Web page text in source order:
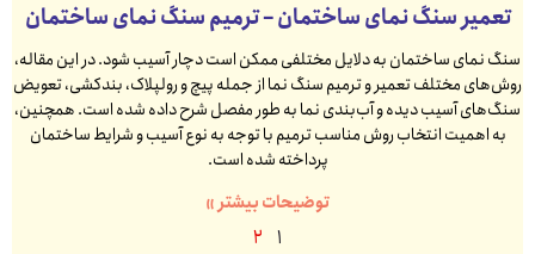
تعمیر سنگ نمای ساختمان – ترمیم سنگ نمای ساختمان
سنگ نمای ساختمان به دلایل مختلفی ممکن است دچار آسیب شود. در این مقاله،
روش‌های مختلف تعمیر و ترمیم سنگ نما از جمله پیچ و رولپلاک، بندکشی، تعویض
سنگ‌های آسیب دیده و آب‌بندی نما به طور مفصل شرح داده شده است. همچنین،
به اهمیت انتخاب روش مناسب ترمیم با توجه به نوع آسیب و شرایط ساختمان
پرداخته شده است.
توضیحات بیشتر »
1
2